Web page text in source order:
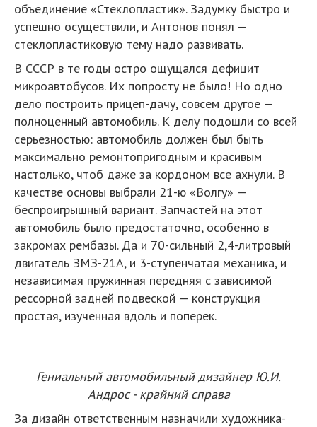
объединение «Стеклопластик». Задумку быстро и
успешно осуществили, и Антонов понял —
стеклопластиковую тему надо развивать.
В СССР в те годы остро ощущался дефицит
микроавтобусов. Их попросту не было! Но одно
дело построить прицеп-дачу, совсем другое —
полноценный автомобиль. К делу подошли со всей
серьезностью: автомобиль должен был быть
максимально ремонтопригодным и красивым
настолько, чтоб даже за кордоном все ахнули. В
качестве основы выбрали 21-ю «Волгу» —
беспроигрышный вариант. Запчастей на этот
автомобиль было предостаточно, особенно в
закромах рембазы. Да и 70-сильный 2,4-литровый
двигатель ЗМЗ-21А, и 3-ступенчатая механика, и
независимая пружинная передняя с зависимой
рессорной задней подвеской — конструкция
простая, изученная вдоль и поперек.
Гениальный автомобильный дизайнер Ю.И.
Андрос - крайний справа
За дизайн ответственным назначили художника-